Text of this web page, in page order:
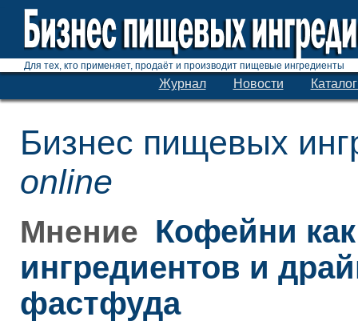
Для тех, кто применяет, продаёт и производит пищевые ингредиенты
Журнал Новости
Бизнес пищевых
online
Мнение Кофейни
ингредиентов и
фастфуда